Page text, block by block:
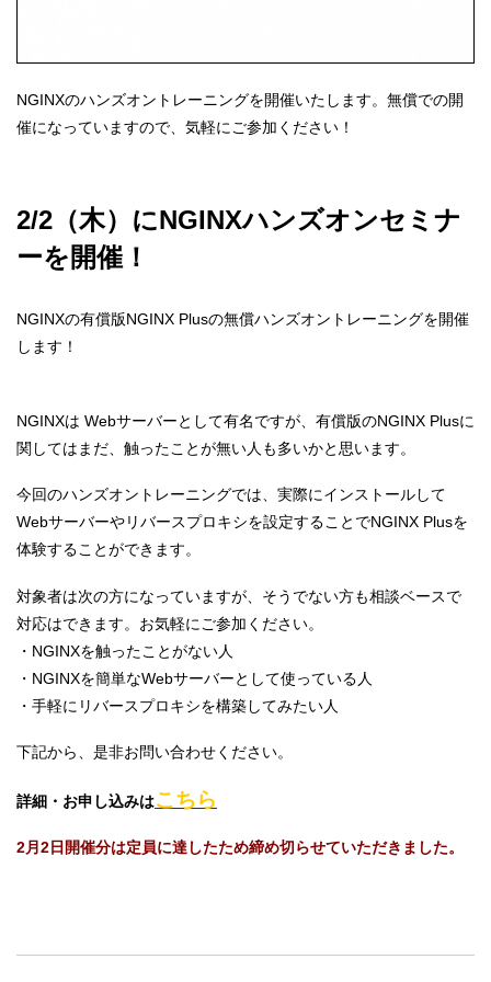
NGINXのハンズオントレーニングを開催いたします。無償での開
催になっていますので、気軽にご参加ください！
2/2（木）にNGINXハンズオンセミナ
ーを開催！
NGINXの有償版NGINX Plusの無償ハンズオントレーニングを開催
します！
NGINXは Webサーバーとして有名ですが、有償版のNGINX Plusに
関してはまだ、触ったことが無い人も多いかと思います。
今回のハンズオントレーニングでは、実際にインストールして
Webサーバーやリバースプロキシを設定することでNGINX Plusを
体験することができます。
対象者は次の方になっていますが、そうでない方も相談ベースで
対応はできます。お気軽にご参加ください。
・NGINXを触ったことがない人
・NGINXを簡単なWebサーバーとして使っている人
・手軽にリバースプロキシを構築してみたい人
下記から、是非お問い合わせください。
詳細・お申し込みはこちら
2月2日開催分は定員に達したため締め切らせていただきました。